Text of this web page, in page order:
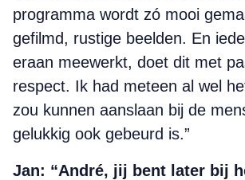
programma wordt zó mooi
gefilmd, rustige beelden. En
eraan meewerkt, doet dit met
respect. Ik had meteen al wel
zou kunnen aanslaan bij de
gelukkig ook gebeurd is.”
Jan: “André, jij bent later bij